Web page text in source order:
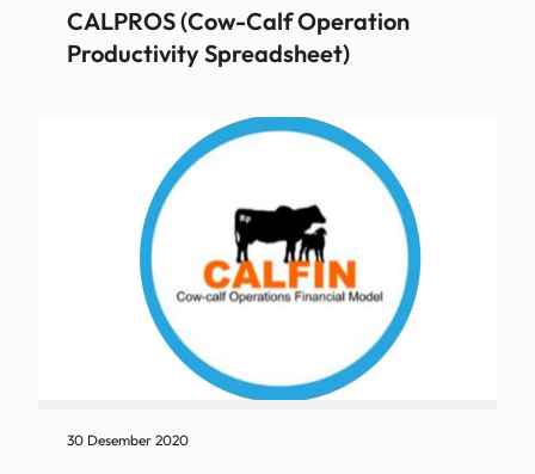
CALPROS (Cow-Calf Operation
Productivity Spreadsheet)
30 Desember 2020